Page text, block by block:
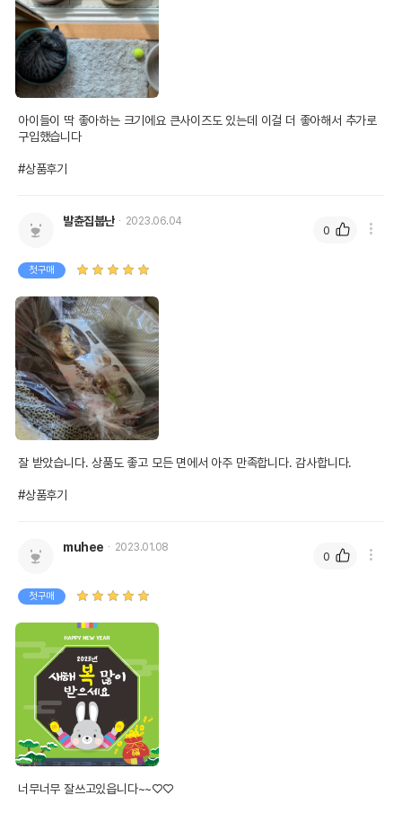
아이들이 딱 좋아하는 크기에요 큰사이즈도 있는데 이걸 더 좋아해서 추가로
구입했습니다
#상품후기
발츈집붑난 2023.06.04
첫구매
잘 받았습니다. 상품도 좋고 모든 면에서 아주 만족합니다. 감사합니다.
#상품후기
0
muhee 2023.01.08
첫구매
너무너무 잘쓰고있읍니다~~♡♡
0